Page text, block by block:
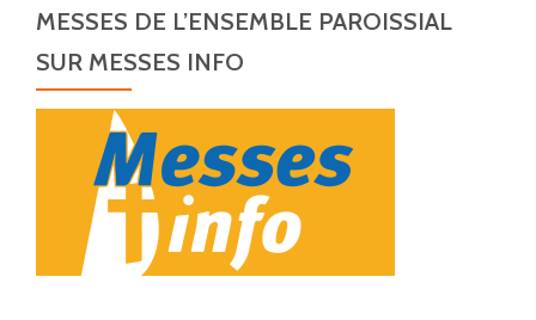
MESSES DE L’ENSEMBLE PAROISSIAL
SUR MESSES INFO